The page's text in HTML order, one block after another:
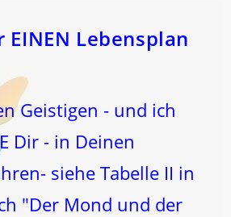
EINEN Lebensplan
Geistigen - und ich
Dir - in Deinen
siehe Tabelle II in
"Der Mond und der